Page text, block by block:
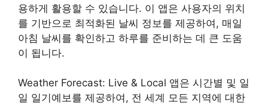
용하게 활용할 수 있습니다. 이 앱은 사용자의 위치
를 기반으로 최적화된 날씨 정보를 제공하여, 매일
아침 날씨를 확인하고 하루를 준비하는 데 큰 도움
이 됩니다.
Weather Forecast: Live & Local 앱은 시간별 및 일
일 일기예보를 제공하여, 전 세계 모든 지역에 대한